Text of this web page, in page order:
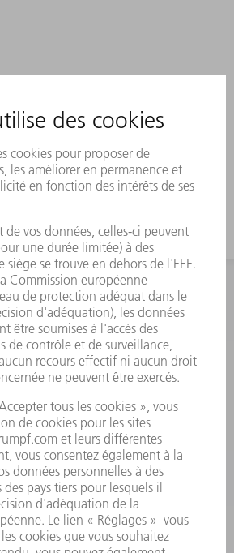
INFORMATION
Foire aux questions
Termes et conditions
CONTACT
Outillages
01 48 17 37 73
- Jeu 08:00h - 16:30h
Ven 08:00h - 12:30h
CONTACT
Pièces Détachées
01 48 17 37 57
– Ven 8:30h - 17:30h